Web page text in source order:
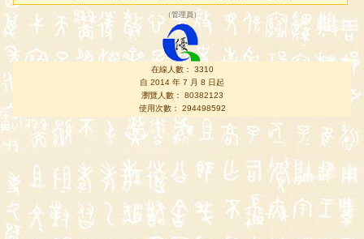
（管理員 ）
在線人數： 3310
自 2014 年 7 月 8 日起
瀏覽人數： 80382123
使用次數： 294498592